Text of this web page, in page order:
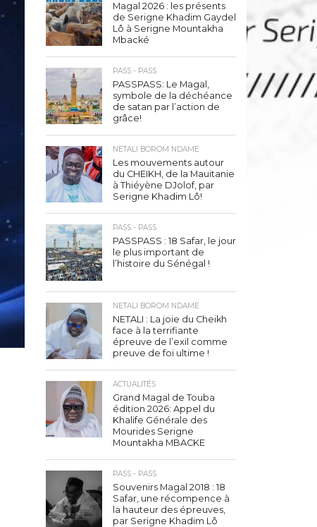
Magal 2026 : les présents
de Serigne Khadim Gaydel
Lô à Serigne Mountakha
Mbacké
PASS - PASS
PASSPASS: Le Magal,
symbole de la déchéance
de satan par l’action de
grâce!
NETALI BOROM NDAME
Les mouvements autour
du CHEIKH, de la Mauitanie
à Thiéyène DJolof, par
Serigne Khadim Lô!
PASS - PASS
PASSPASS : 18 Safar, le jour
le plus important de
l’histoire du Sénégal !
NETALI BOROM NDAME
NETALI : La joie du Cheikh
face à la terrifiante
épreuve de l’exil comme
preuve de foi ultime !
ACTUALITÉS
Grand Magal de Touba
édition 2026: Appel du
Khalife Générale des
Mourides Serigne
Mountakha MBACKE
PASS - PASS
Souvenirs Magal 2018 : 18
Safar, une récompence à
la hauteur des épreuves,
par Serigne Khadim Lô